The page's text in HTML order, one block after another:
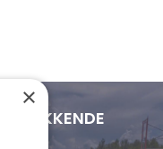
×